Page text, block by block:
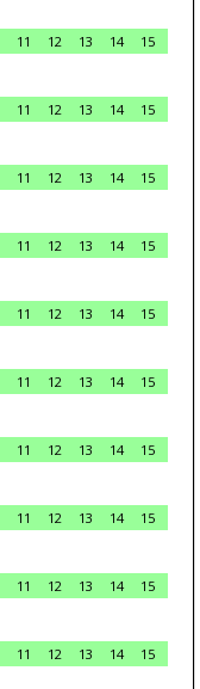
11 12 13 14
15
11 12 13 14
15
11 12 13 14
15
11 12 13 14
15
11 12 13 14
15
11 12 13 14
15
11 12 13 14
15
11 12 13 14
15
11 12 13 14
15
11 12 13 14
15